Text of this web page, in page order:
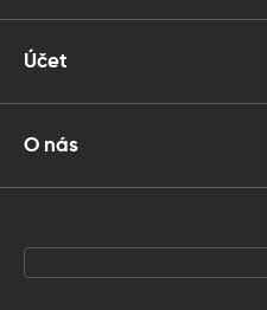
Účet
O nás